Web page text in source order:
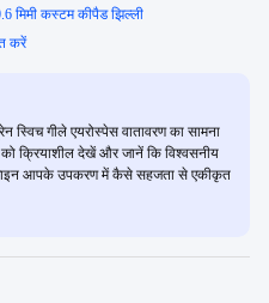
मिमी कस्टम कीपैड झिल्ली
करें
स्विच गीले एयरोस्पेस वातावरण का सामना
क्रियाशील देखें और जानें कि विश्वसनीय
आपके उपकरण में कैसे सहजता से एकीकृत